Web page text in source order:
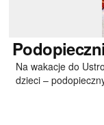
Podopieczni
Na wakacje do
dzieci –